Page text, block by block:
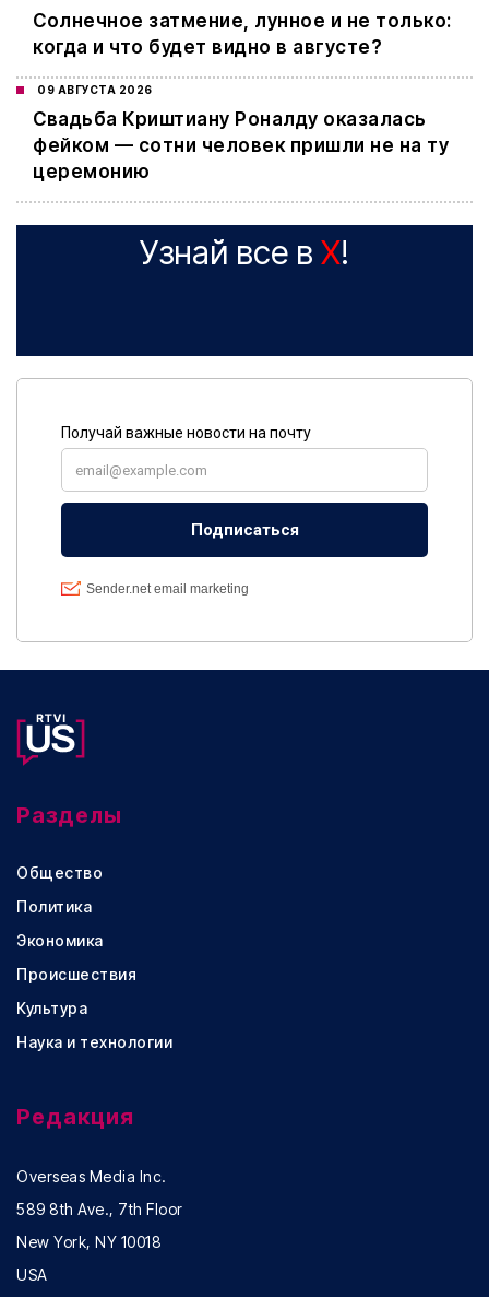
Cолнечное затмение, лунное и не только:
когда и что будет видно в августе?
09 АВГУСТА 2026
Свадьба Криштиану Роналду оказалась
фейком — сотни человек пришли не на ту
церемонию
Узнай все в X!
Разделы
Общество
Политика
Экономика
Происшествия
Культура
Наука и технологии
Редакция
Overseas Media Inc.
589 8th Ave., 7th Floor
New York, NY 10018
USA